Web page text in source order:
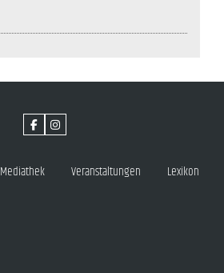
Mediathek Veranstaltungen Lexikon